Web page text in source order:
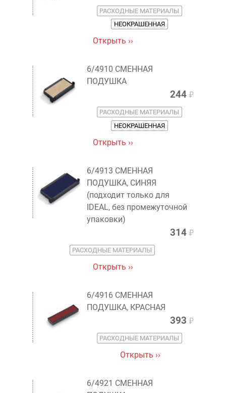
РАСХОДНЫЕ МАТЕРИАЛЫ
НЕОКРАШЕННАЯ
Открыть ››
6/4910 СМЕННАЯ
ПОДУШКА
244 ₽
РАСХОДНЫЕ МАТЕРИАЛЫ
НЕОКРАШЕННАЯ
Открыть ››
6/4913 СМЕННАЯ
ПОДУШКА, СИНЯЯ
(подходит только для
IDEAL, без промежуточной
упаковки)
314 ₽
РАСХОДНЫЕ МАТЕРИАЛЫ
Открыть ››
6/4916 СМЕННАЯ
ПОДУШКА, КРАСНАЯ
393 ₽
РАСХОДНЫЕ МАТЕРИАЛЫ
Открыть ››
6/4921 СМЕННАЯ